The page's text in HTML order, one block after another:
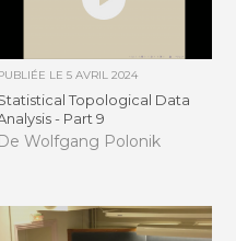
LE 5 AVRIL 2024
Topological Data
- Part 9
De Wolfgang Polonik